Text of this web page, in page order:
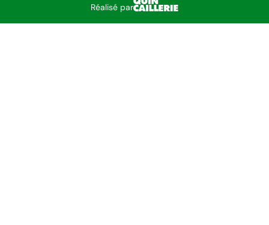
Réalisé par